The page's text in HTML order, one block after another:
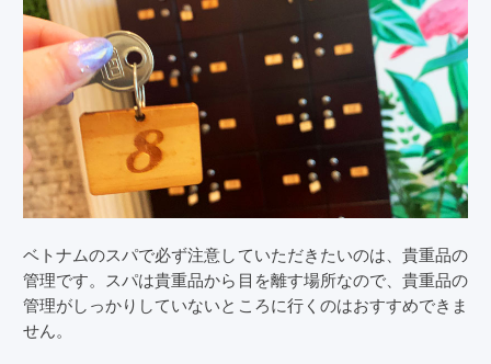
ベトナムのスパで必ず注意していただきたいのは、貴重品の
管理です。スパは貴重品から目を離す場所なので、貴重品の
管理がしっかりしていないところに行くのはおすすめできま
せん。